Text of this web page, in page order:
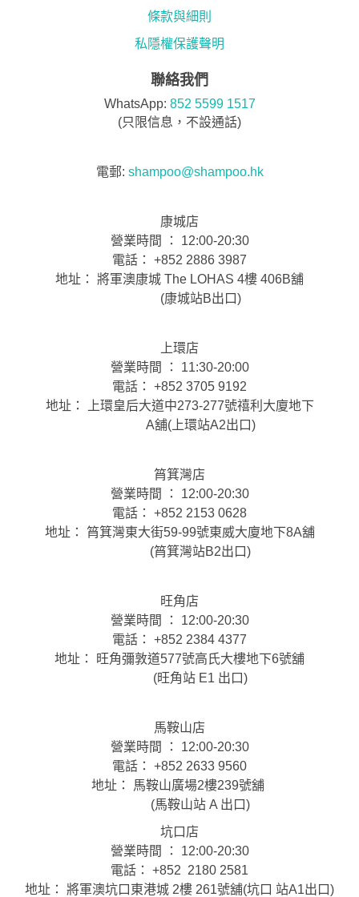
條款與細則
私隱權保護聲明
聯絡我們
WhatsApp: 852 5599 1517
(只限信息，不設通話)
電郵: shampoo@shampoo.hk
康城店
營業時間 ： 12:00-20:30
電話： +852 2886 3987
地址： 將軍澳康城 The LOHAS 4樓 406B舖
(康城站B出口)
上環店
營業時間 ： 11:30-20:00
電話： +852 3705 9192
地址： 上環皇后大道中273-277號禧利大廈地下
A舖(上環站A2出口)
筲箕灣店
營業時間 ： 12:00-20:30
電話： +852 2153 0628
地址： 筲箕灣東大街59-99號東威大廈地下8A舖
(筲箕灣站B2出口)
旺角店
營業時間 ： 12:00-20:30
電話： +852 2384 4377
地址： 旺角彌敦道577號高氏大樓地下6號舖
(旺角站 E1 出口)
馬鞍山店
營業時間 ： 12:00-20:30
電話： +852 2633 9560
地址： 馬鞍山廣場2樓239號舖
(馬鞍山站 A 出口)
坑口店
營業時間 ： 12:00-20:30
電話： +852 2180 2581
地址： 將軍澳坑口東港城 2樓 261號舖(坑口 站A1出口)